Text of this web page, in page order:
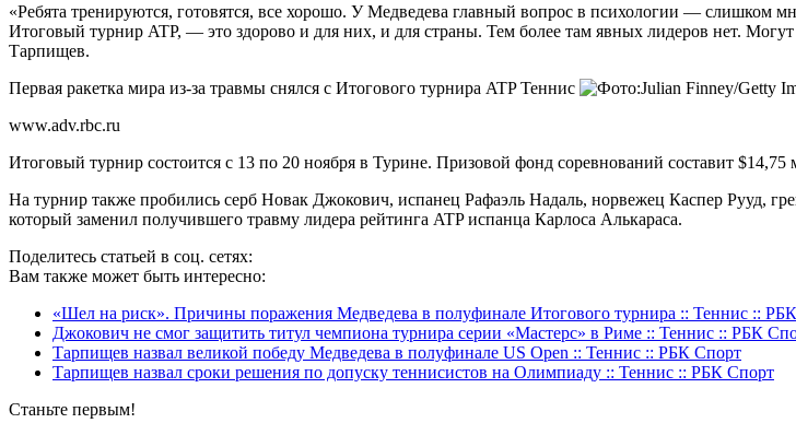
«Ребята тренируются, готовятся, все хорошо. У Медведева главный вопрос в психологии — слишком
Итоговый турнир ATP, — это здорово и для них, и для страны. Тем более там явных лидеров нет.
Тарпищев.
Первая ракетка мира из-за травмы снялся с Итогового турнира ATPТеннис
www.adv.rbc.ru
Итоговый турнир состоится с 13 по 20 ноября в Турине. Призовой фонд соревнований составит $14,75
На турнир также пробились серб Новак Джокович, испанец Рафаэль Надаль, норвежец Каспер Рууд,
который заменил получившего травму лидера рейтинга ATP испанца Карлоса Алькараса.
Поделитесь статьей в соц. сетях:
Вам также может быть интересно:
«Шел на риск». Причины поражения Медведева в полуфинале Итогового турнира :: Теннис ::
Джокович не смог защитить титул чемпиона турнира серии «Мастерс» в Риме :: Теннис :: РБК
Тарпищев назвал великой победу Медведева в полуфинале US Open :: Теннис :: РБК Спорт
Тарпищев назвал сроки решения по допуску теннисистов на Олимпиаду :: Теннис :: РБК Спорт
Станьте первым!